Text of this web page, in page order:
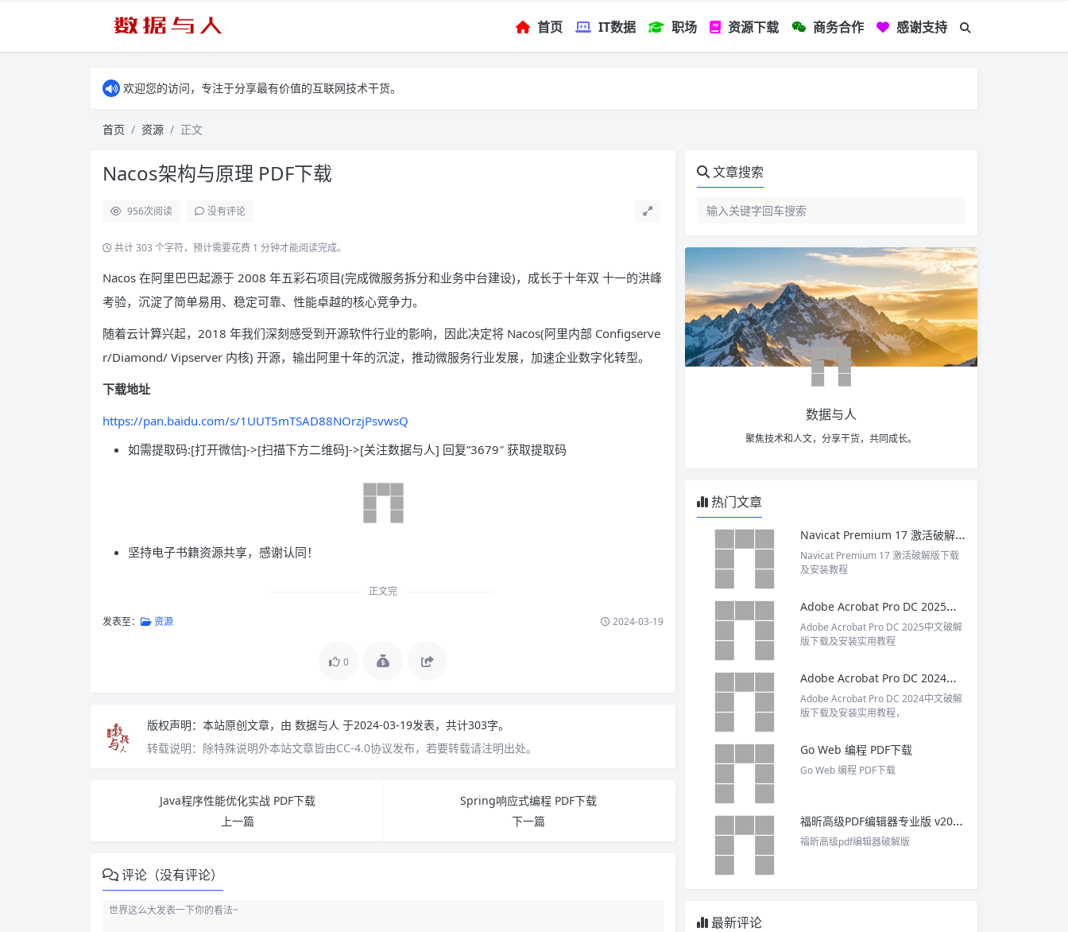
首页 IT数据 职场 资源下载 商务合作 感谢支持
欢迎您的访问，专注于分享最有价值的互联网技术干货。
首页 资源 正文
Nacos架构与原理 PDF下载
956次阅读 没有评论
共计 303 个字符，预计需要花费 1 分钟才能阅读完成。
Nacos 在阿里巴巴起源于 2008 年五彩石项目(完成微服务拆分和业务中台建设)，成长于十年双 十一的洪峰
考验，沉淀了简单易用、稳定可靠、性能卓越的核心竞争力。
随着云计算兴起，2018 年我们深刻感受到开源软件行业的影响，因此决定将 Nacos(阿里内部 Configserve
r/Diamond/ Vipserver 内核) 开源，输出阿里十年的沉淀，推动微服务行业发展，加速企业数字化转型。
下载地址
https://pan.baidu.com/s/1UUT5mTSAD88NOrzjPsvwsQ
如需提取码:[打开微信]->[扫描下方二维码]->[关注数据与人] 回复”3679″ 获取提取码
坚持电子书籍资源共享，感谢认同！
正文完
发表至： 资源 2024-03-19
0
版权声明： 本站原创文章，由 数据与人 于2024-03-19发表，共计303字。
转载说明： 除特殊说明外本站文章皆由CC-4.0协议发布，若要转载请注明出处。
Java程序性能优化实战 PDF下载
上一篇
Spring响应式编程 PDF下载
下一篇
评论（没有评论）
文章搜索
数据与人
聚焦技术和人文，分享干货，共同成长。
热门文章
Navicat Premium 17 激活破解版下载及安装教程
Navicat Premium 17 激活破解版下载
及安装教程
Adobe Acrobat Pro DC 2025中文破解版下载及安装实用教程
Adobe Acrobat Pro DC 2025中文破解
版下载及安装实用教程
Adobe Acrobat Pro DC 2024中文破解版下载及安装实用教程
Adobe Acrobat Pro DC 2024中文破解
版下载及安装实用教程，
Go Web 编程 PDF下载
Go Web 编程 PDF下载
福昕高级PDF编辑器专业版 v2025 中文激活版
福昕高级pdf编辑器破解版
最新评论